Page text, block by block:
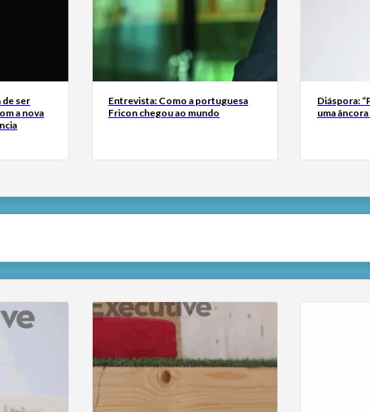
de ser
a nova
Entrevista: Como a portuguesa
Fricon chegou ao mundo
Diáspora:
uma